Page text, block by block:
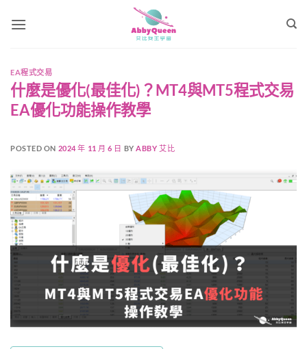
EA程式交易
什麼是優化(最佳化)？MT4與MT5程式交易
EA優化功能操作教學
POSTED ON 2024 年 11 月 6 日 BY ABBY 艾比